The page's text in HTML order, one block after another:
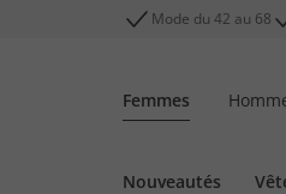
Mode du 42 au 68
Femmes
Nouveautés